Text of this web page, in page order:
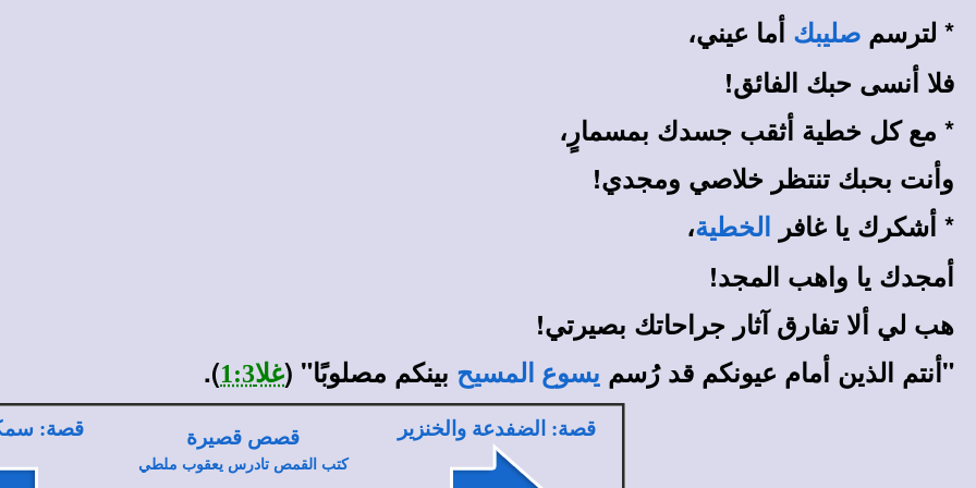
* لترسم صليبك أما عيني،
فلا أنسى حبك الفائق!
* مع كل خطية أثقب جسدك بمسمارٍ،
وأنت بحبك تنتظر خلاصي ومجدي!
* أشكرك يا غافر الخطية،
أمجدك يا واهب المجد!
هب لي ألا تفارق آثار جراحاتك بصيرتي!
"أنتم الذين أمام عيونكم قد رُسم يسوع المسيح بينكم مصلوبًا" (غلا1:3 ).
قصة: الضفدعة والخنزير قصص قصيرة
كتب القمص تادرس يعقوب ملطي
قصة: